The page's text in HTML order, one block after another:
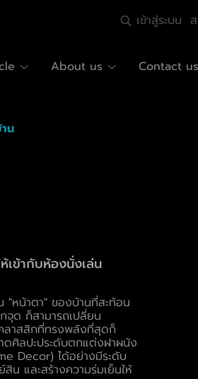
เข้าสู่ระบบ
About us Contact us
น
เข้ากับห้องนั่งเล่น
"หน้าตา" ของบ้านที่สะท้อน
จุด ก็สามารถเปลี่ยน
คลาสสิกที่ทรงพลังที่สุดก็
ศิลปะประดับตกแต่งฝาผนัง
Decor) ได้อย่างมีระดับ
และสร้างความร่มเย็นให้